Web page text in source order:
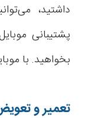
داشتید،
پشتیبانی
بخواهید. با
تعمیر و